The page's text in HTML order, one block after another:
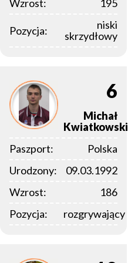
Wzrost: 195
Pozycja:
niski
skrzydłowy
6
Michał
Kwiatkowski
Paszport:
Polska
Urodzony:
09.03.1992
Wzrost:
186
Pozycja:
rozgrywający